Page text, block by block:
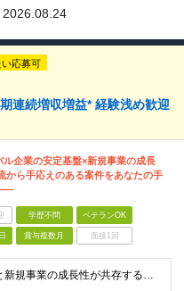
2026.08.24
応募可
連続増収増益* 経験浅め歓迎
ル企業の安定基盤×新規事業の成長
から手応えのある案件をあなたの手
学歴不問 ベテランOK
賞与複数月 面接1回
【大手の安定性と新規事業の成長性が共存する場所で活躍しませんか？】 ・制御・組み込み領域での設計や開発実務経験 ★「今より上流の仕事にチャレンジしたい」という方も、 「管理＜モノづくり」を続けたいとい